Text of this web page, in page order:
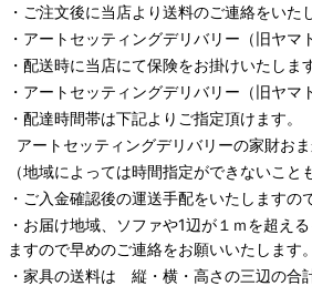
・ご注文後に当店より送料のご連絡をいた
・ アートセッティングデリバリー （旧ヤマ
・配送時に当店にて保険をお掛けいたしま
・ アートセッティングデリバリー （旧ヤマ
・配達時間帯は下記よりご指定頂けます。
アートセッティングデリバリーの家財お
（地域によっては時間指定ができないこ
・ご入金確認後の運送手配をいたします
・お届け地域、ソファや1辺が１ｍを超え
ますので早めのご連絡をお願いいたします。
・家具の送料は 縦・横・高さの三辺の合